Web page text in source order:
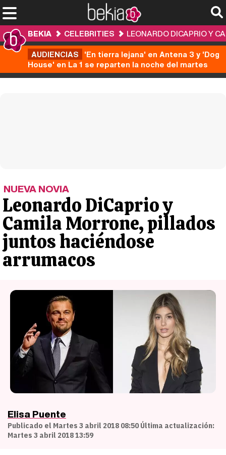
BEKIA CELEBRITIES
LEONARDO DICAPRIO Y
AUDIENCIAS 'En tierra lejana' en Antena 3 y 'Dog
House' en La 1 se reparten la noche del martes
NUEVA NOVIA
Leonardo DiCaprio y
Camila Morrone, pillados
juntos haciéndose
arrumacos
Elisa Puente
Publicado el Martes 3 abril 2018 08:50 Última actualización:
Martes 3 abril 2018 13:59